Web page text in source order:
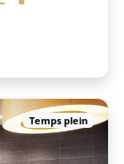
Temps plein